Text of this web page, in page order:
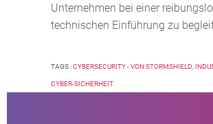
Unternehmen bei einer
technischen Einführung zu
TAGS :CYBERSECURITY - VON STORMSHIELD
CYBER-SICHERHEIT